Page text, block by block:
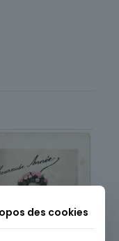
des cookies